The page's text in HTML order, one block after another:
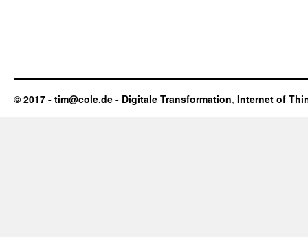
© 2017 - tim@cole.de - Digitale Transformation, Internet of